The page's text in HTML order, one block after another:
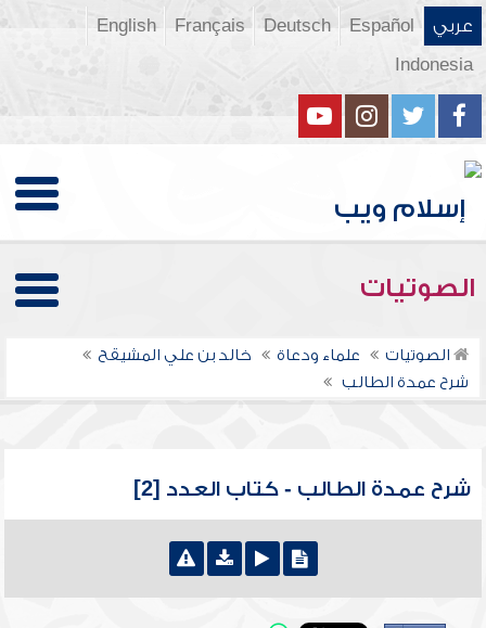
عربي Español
Deutsch
Français
English
Indonesia
الصوتيات
الصوتيات علماء ودعاة
خالد بن علي المشيقح
شرح عمدة الطالب
شرح عمدة الطالب - كتاب العدد [2]